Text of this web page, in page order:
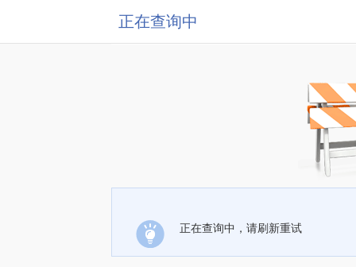
正在查询中
正在查询中，请刷新重试